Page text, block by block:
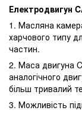
Електродвигун
1. Масляна
харчового типу
частин.
2. Маса двигуна
аналогічного
більш тривалий
3. Можливість